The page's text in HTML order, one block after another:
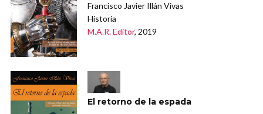
Francisco Javier Illán Vivas
Historia
M.A.R. Editor, 2019
El retorno de la espada